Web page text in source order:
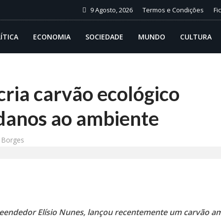
9 Agosto, 2026 Termos e Condições
ECONOMIA SOCIEDADE MUNDO CULTURA
carvão ecológico
ao ambiente
Elísio Nunes, lançou recentemente um carvão